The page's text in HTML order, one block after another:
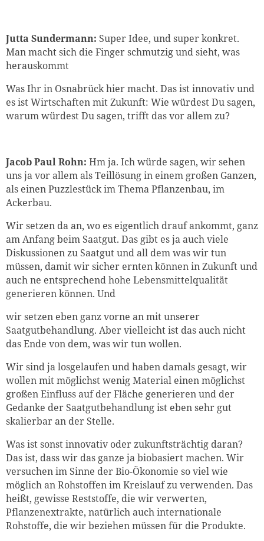
Jutta Sundermann: Super Idee, und super konkret.
Man macht sich die Finger schmutzig und sieht, was
herauskommt
Was Ihr in Osnabrück hier macht. Das ist innovativ und
es ist Wirtschaften mit Zukunft: Wie würdest Du sagen,
warum würdest Du sagen, trifft das vor allem zu?
Jacob Paul Rohn: Hm ja. Ich würde sagen, wir sehen
uns ja vor allem als Teillösung in einem großen Ganzen,
als einen Puzzlestück im Thema Pflanzenbau, im
Ackerbau.
Wir setzen da an, wo es eigentlich drauf ankommt, ganz
am Anfang beim Saatgut. Das gibt es ja auch viele
Diskussionen zu Saatgut und all dem was wir tun
müssen, damit wir sicher ernten können in Zukunft und
auch ne entsprechend hohe Lebensmittelqualität
generieren können. Und
wir setzen eben ganz vorne an mit unserer
Saatgutbehandlung. Aber vielleicht ist das auch nicht
das Ende von dem, was wir tun wollen.
Wir sind ja losgelaufen und haben damals gesagt, wir
wollen mit möglichst wenig Material einen möglichst
großen Einfluss auf der Fläche generieren und der
Gedanke der Saatgutbehandlung ist eben sehr gut
skalierbar an der Stelle.
Was ist sonst innovativ oder zukunftsträchtig daran?
Das ist, dass wir das ganze ja biobasiert machen. Wir
versuchen im Sinne der Bio-Ökonomie so viel wie
möglich an Rohstoffen im Kreislauf zu verwenden. Das
heißt, gewisse Reststoffe, die wir verwerten,
Pflanzenextrakte, natürlich auch internationale
Rohstoffe, die wir beziehen müssen für die Produkte.